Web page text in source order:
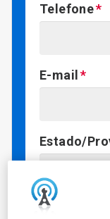
Telefone
E-mail
Estado/
Pergunta/